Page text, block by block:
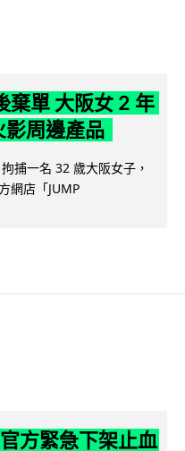
棄單 大阪女 2 年
影周邊產品
捕一名 32 歲大阪女子，
網店「JUMP
方緊急下架止血